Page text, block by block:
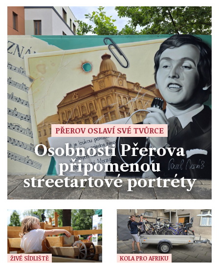
PŘEROV OSLAVÍ SVÉ TVŮRCE
Osobnosti Přerova
připomenou
streetartové portréty
ŽIVÉ SÍDLIŠTĚ KOLA PRO AFRIKU